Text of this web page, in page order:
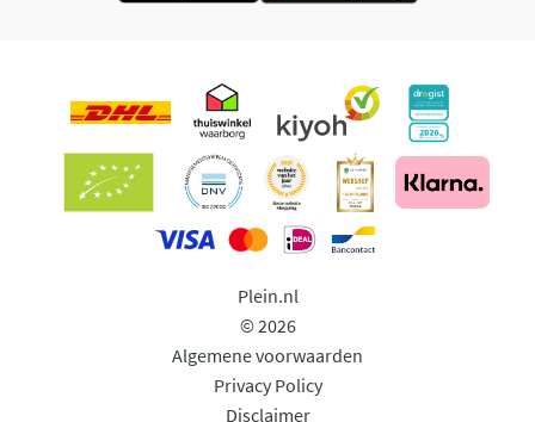
Plein.nl
© 2026
Algemene voorwaarden
Privacy Policy
Disclaimer